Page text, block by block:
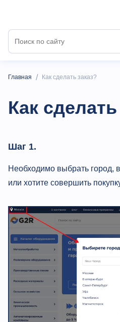
Главная / Как сделать заказ?
Как сделать
Шаг 1.
Необходимо выбрать город,
или хотите совершить